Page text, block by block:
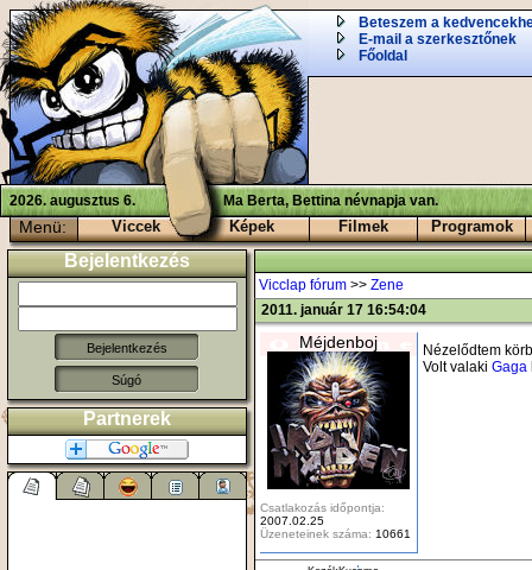
Beteszem a
E-mail a szerkesztőnek
Főoldal
2026. augusztus 6. Ma Berta, Bettina névnapja van.
Menü: Viccek Képek Filmek Programok
Bejelentkezés
Súgó
Partnerek
Vicclap fórum >> Zene
2011. január 17 16:54:04
Méjdenboj
Csatlakozás időpontja:
2007.02.25
Üzeneteinek száma: 10661
Nézelődtem
Volt valaki Gaga